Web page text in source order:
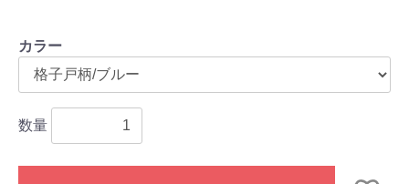
カラー
数量